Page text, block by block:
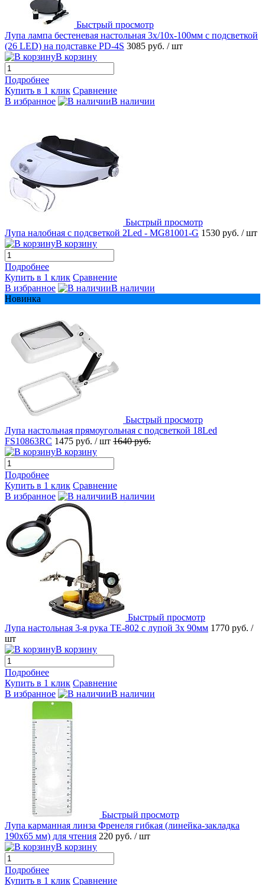
Быстрый просмотр
Лупа лампа бестеневая настольная 3x/10x-100мм с подсветкой
(26 LED) на подставке PD-4S 3085 руб. / шт
В корзину
Подробнее
Купить в 1 клик Сравнение
В избранное
В наличии
Быстрый просмотр
Лупа налобная с подсветкой 2Led - MG81001-G 1530 руб. / шт
В корзину
Подробнее
Купить в 1 клик Сравнение
В избранное
В наличии
Новинка
Быстрый просмотр
Лупа настольная прямоугольная с подсветкой 18Led
FS10863RC 1475 руб. / шт 1640 руб.
В корзину
Подробнее
Купить в 1 клик Сравнение
В избранное
В наличии
Быстрый просмотр
Лупа настольная 3-я рука TE-802 с лупой 3x 90мм 1770 руб. /
шт
В корзину
Подробнее
Купить в 1 клик Сравнение
В избранное
В наличии
Быстрый просмотр
Лупа карманная линза Френеля гибкая (линейка-закладка
190х65 мм) для чтения 220 руб. / шт
В корзину
Подробнее
Купить в 1 клик Сравнение